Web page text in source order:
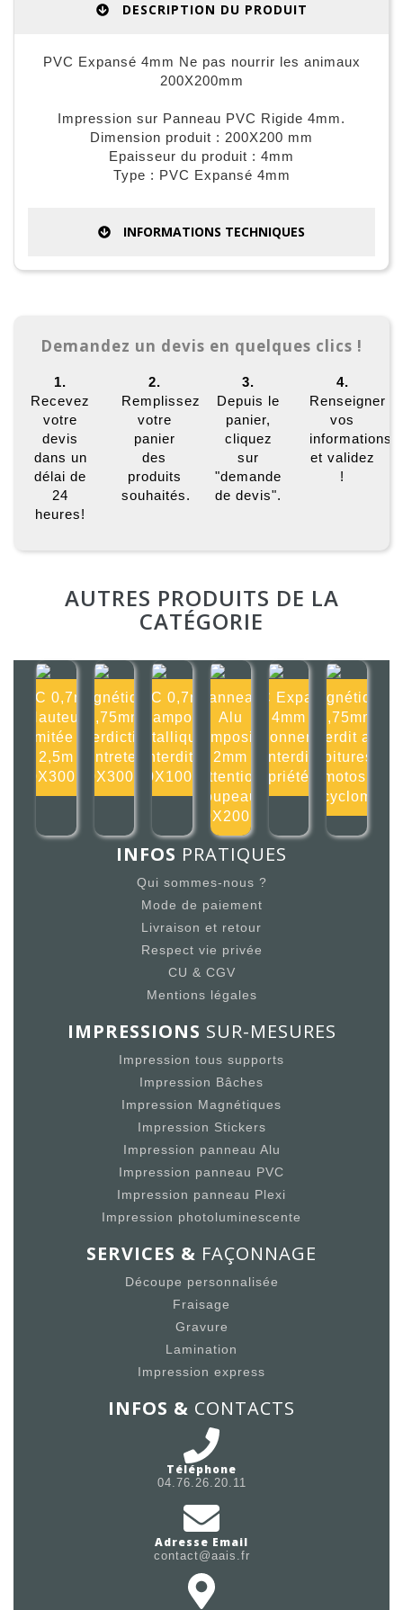
DESCRIPTION DU PRODUIT
PVC Expansé 4mm Ne pas nourrir les animaux
200X200mm
Impression sur Panneau PVC Rigide 4mm.
Dimension produit : 200X200 mm
Epaisseur du produit : 4mm
Type : PVC Expansé 4mm
INFORMATIONS TECHNIQUES
Demandez un devis en quelques clics !
1.
Recevez
votre
devis
dans un
délai de
24
heures!
2.
Remplissez
votre
panier
des
produits
souhaités.
3.
Depuis le
panier,
cliquez
sur
"demande
de devis".
4.
Renseigner
vos
informations
et validez
!
AUTRES PRODUITS DE LA
CATÉGORIE
PVC 0,7mm
Hauteur
limitée à
2,5m
300X300mm
Magnétique
0,75mm
Interdiction
d'entretenir
300X300mm
PVC 0,7mm
Crampons
métalliques
interdits
100X100mm
Panneau
Alu
composite
2mm
Attention
troupeaux
200X200mm
PVC Expansé
4mm
Stationnement
interdit
propriété pri
Magnétique
0,75mm
Interdit aux
voitures,
motos,
cyclom
INFOS PRATIQUES
Qui sommes-nous ?
Mode de paiement
Livraison et retour
Respect vie privée
CU & CGV
Mentions légales
IMPRESSIONS SUR-MESURES
Impression tous supports
Impression Bâches
Impression Magnétiques
Impression Stickers
Impression panneau Alu
Impression panneau PVC
Impression panneau Plexi
Impression photoluminescente
SERVICES & FAÇONNAGE
Découpe personnalisée
Fraisage
Gravure
Lamination
Impression express
INFOS & CONTACTS
Téléphone
04.76.26.20.11
Adresse Email
contact@aais.fr